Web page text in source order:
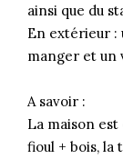
ainsi que du
En extérieur :
manger et un
A savoir :
La maison est
fioul + bois, la